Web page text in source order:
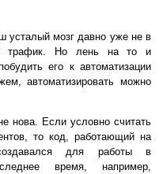
усталый мозг давно уже не в
трафик. Но лень на то и
его к автоматизации
автоматизировать можно
нова. Если условно считать
то код, работающий на
для работы в
время, например,